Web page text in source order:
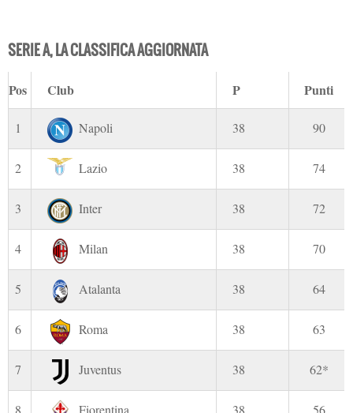
SERIE A, LA CLASSIFICA AGGIORNATA
Pos Club P Punti
1 Napoli 38 90
2 Lazio 38 74
3 Inter 38 72
4 Milan 38 70
5 Atalanta 38 64
6 Roma 38 63
7 Juventus 38 62*